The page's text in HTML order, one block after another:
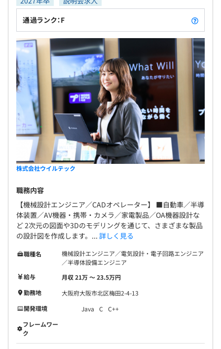
通過ランク：F
株式会社ウイルテック
職務内容
【機械設計エンジニア／CADオペレーター】 ■自動車／半導
体装置／AV機器・携帯・カメラ／家電製品／OA機器設計な
ど 2次元の図面や3Dのモデリングを通じて、さまざまな製品
の設計図を作成します。... 詳しく見る
職種名
機械設計エンジニア／電気設計・電子回路エンジニア
／半導体設備エンジニア
給与
月収 21万 〜 23.5万円
勤務地
大阪府大阪市北区梅田2-4-13
開発環境
Java C
C++
フレームワー
ク